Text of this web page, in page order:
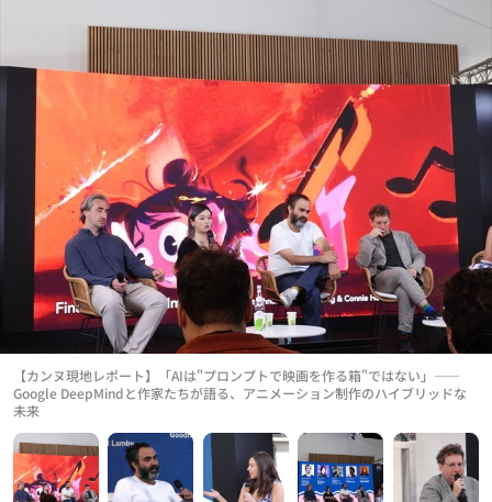
【カンヌ現地レポート】「AIは"プロンプトで映画を作る箱"ではない」——
Google DeepMindと作家たちが語る、アニメーション制作のハイブリッドな
未来